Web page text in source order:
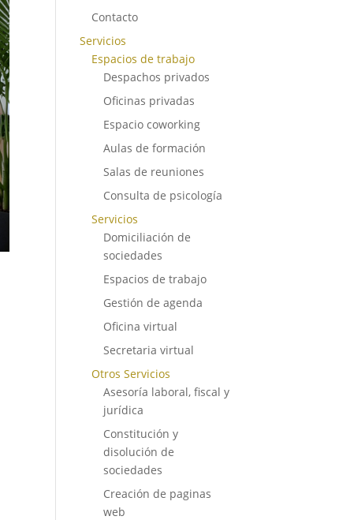
Contacto
Servicios
Espacios de trabajo
Despachos privados
Oficinas privadas
Espacio coworking
Aulas de formación
Salas de reuniones
Consulta de psicología
Servicios
Domiciliación de
sociedades
Espacios de trabajo
Gestión de agenda
Oficina virtual
Secretaria virtual
Otros Servicios
Asesoría laboral, fiscal y
jurídica
Constitución y
disolución de
sociedades
Creación de paginas
web